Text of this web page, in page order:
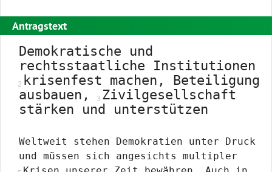
Antragstext
Demokratische und
rechtsstaatliche Institutionen
krisenfest machen, Beteiligung
ausbauen, Zivilgesellschaft
stärken und unterstützen
Weltweit stehen Demokratien unter Druck
und müssen sich angesichts multipler